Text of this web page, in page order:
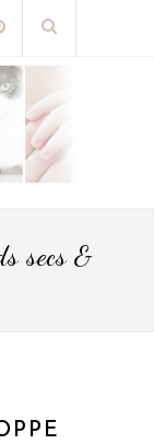
secs &